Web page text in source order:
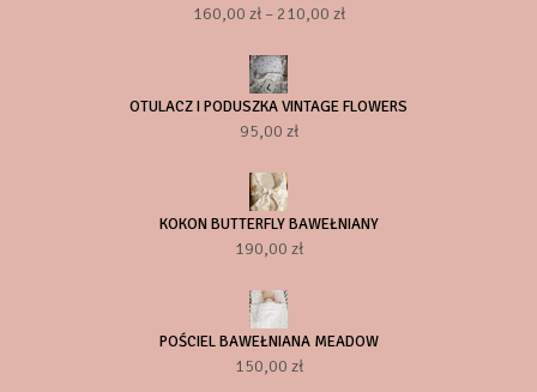
160,00 zł – 210,00 złZakres
do
OTULACZ I PODUSZKA VINTAGE FLOWERS
95,00 zł
KOKON BUTTERFLY BAWEŁNIANY
190,00 zł
POŚCIEL BAWEŁNIANA MEADOW
150,00 zł